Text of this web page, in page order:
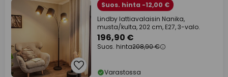
Suos. hinta -12,00 €
Lindby lattiavalaisin Nanika,
musta/kulta, 202 cm, E27, 3-valo.
196,90 €
Suos. hinta208,90 €
Varastossa